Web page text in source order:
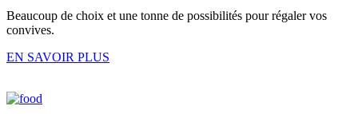
Beaucoup de choix et une tonne de possibilités pour régaler vos
convives.
EN SAVOIR PLUS